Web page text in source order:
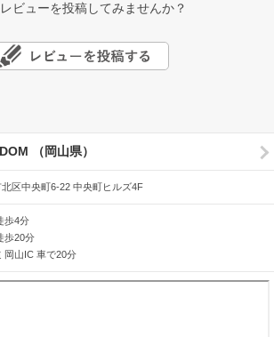
ビューを投稿してみませんか？
（岡山県）
北区中央町6-22 中央町ヒルズ4F
歩4分
歩20分
岡山IC 車で20分